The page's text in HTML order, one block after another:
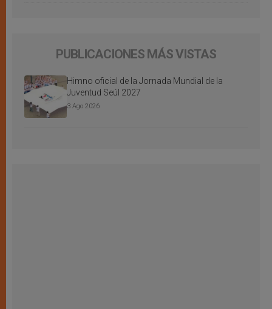
PUBLICACIONES MÁS VISTAS
Himno oficial de la Jornada Mundial de la
Juventud Seúl 2027
3 Ago 2026